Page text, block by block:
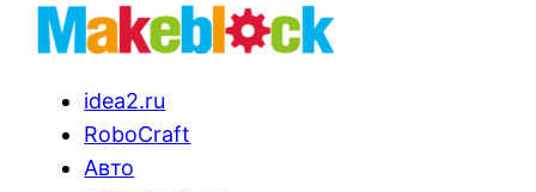
idea2.ru
RoboCraft
Авто